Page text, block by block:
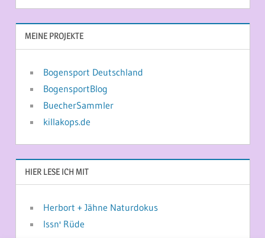
MEINE PROJEKTE
Bogensport Deutschland
BogensportBlog
BuecherSammler
killakops.de
HIER LESE ICH MIT
Herbort + Jähne Naturdokus
Issn' Rüde